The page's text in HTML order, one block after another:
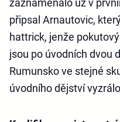
zaznamenalo už v
připsal Arnautovic,
hattrick, jenže
jsou po úvodních dvou
Rumunsko ve stejné
úvodního dějství